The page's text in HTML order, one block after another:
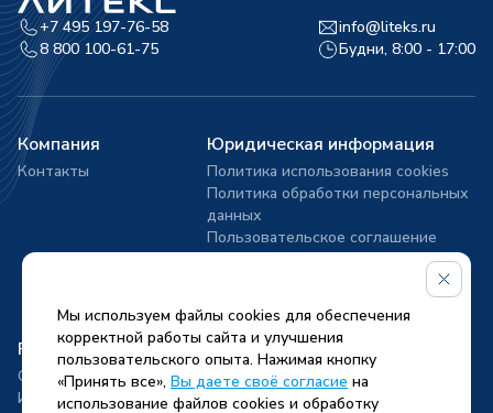
+7 495 197-76-58
8 800 100-61-75
info@liteks.ru
Будни, 8:00 - 17:00
Компания
Контакты
Юридическая информация
Политика использования cookies
Политика обработки персональных
данных
Пользовательское соглашение
Приложение № 1 к Политике
обработки персональных данных
Согласие на обработку
персональных данных
Реквизиты компании
ООО «ЛИТЕКС»
ИНН: 9702075878
Мы используем файлы cookies для обеспечения
корректной работы сайта и улучшения
пользовательского опыта. Нажимая кнопку
«Принять все», Вы даете своё согласие на
использование файлов cookies и обработку